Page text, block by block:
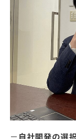
－ 自社開発の選